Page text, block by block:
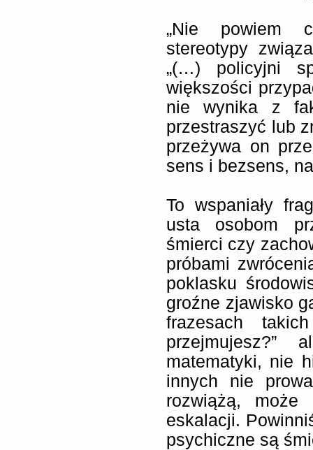
„Nie powiem
stereotypy
„(…) policyjni
większości
nie wynika z
przestraszyć lub
przeżywa on
sens i bezsens,
To wspaniały
usta osobom
śmierci czy
próbami
poklasku
groźne zjawisko
frazesach
matematyki, nie
innych nie
rozwiążą,
eskalacji.
psychiczne są